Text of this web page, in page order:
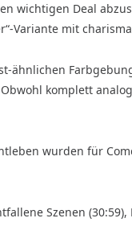
wichtigen Deal
Variante mit
ähnlichen
komplett
wurden für
Szenen